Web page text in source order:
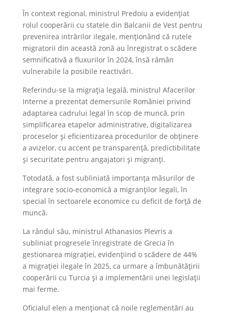
În context regional, ministrul Predoiu a evidențiat
rolul cooperării cu statele din Balcanii de Vest pentru
prevenirea intrărilor ilegale, menționând că rutele
migratorii din această zonă au înregistrat o scădere
semnificativă a fluxurilor în 2024, însă rămân
vulnerabile la posibile reactivări.
Referindu-se la migrația legală, ministrul Afacerilor
Interne a prezentat demersurile României privind
adaptarea cadrului legal în scop de muncă, prin
simplificarea etapelor administrative, digitalizarea
proceselor și eficientizarea procedurilor de obținere
a avizelor, cu accent pe transparență, predictibilitate
și securitate pentru angajatori și migranți.
Totodată, a fost subliniată importanța măsurilor de
integrare socio-economică a migranților legali, în
special în sectoarele economice cu deficit de forță de
muncă.
La rândul său, ministrul Athanasios Plevris a
subliniat progresele înregistrate de Grecia în
gestionarea migrației, evidențiind o scădere de 44%
a migrației ilegale în 2025, ca urmare a îmbunătățirii
cooperării cu Turcia și a implementării unei legislații
mai ferme.
Oficialul elen a menționat că noile reglementări au